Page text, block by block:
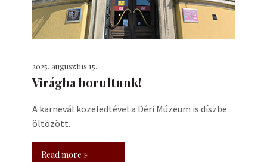
2025. augusztus 15.
Virágba borultunk!
A karnevál közeledtével a Déri Múzeum is díszbe
öltözött.
Read more »